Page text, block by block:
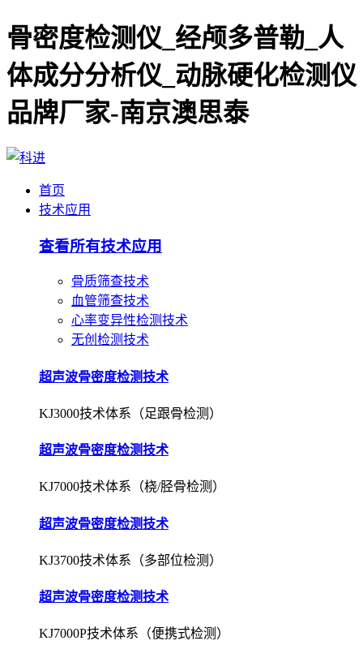
骨密度检测仪_经颅多普勒_人
体成分分析仪_动脉硬化检测仪
品牌厂家-南京澳思泰
首页
技术应用
查看所有技术应用
骨质筛查技术
血管筛查技术
心率变异性检测技术
无创检测技术
超声波骨密度检测技术
KJ3000技术体系（足跟骨检测）
超声波骨密度检测技术
KJ7000技术体系（桡/胫骨检测）
超声波骨密度检测技术
KJ3700技术体系（多部位检测）
超声波骨密度检测技术
KJ7000P技术体系（便携式检测）